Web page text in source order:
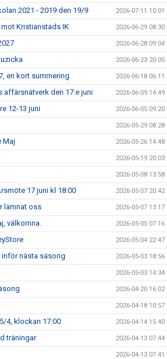
2021 - 2019 den 19/9 2026-07-11 10:01
Kristianstads IK 2026-06-29 08:30
2026-06-28 09:04
2026-06-23 20:05
en kort summering 2026-06-18 06:11
affärsnätverk den 17:e juni 2026-06-09 14:49
12-13 juni 2026-06-05 09:20
2026-05-29 08:28
Maj 2026-05-26 14:48
2026-05-19 20:03
2026-05-08 13:58
17 juni kl 18:00 2026-05-07 20:42
lämnat oss 2026-05-07 13:17
välkomna. 2026-05-05 07:16
2026-05-04 22:47
nästa säsong 2026-05-03 18:56
2026-05-03 14:34
2026-04-20 16:02
2026-04-18 10:57
4, klockan 17:00 2026-04-14 15:40
träningar 2026-04-13 07:44
2026-04-13 07:41